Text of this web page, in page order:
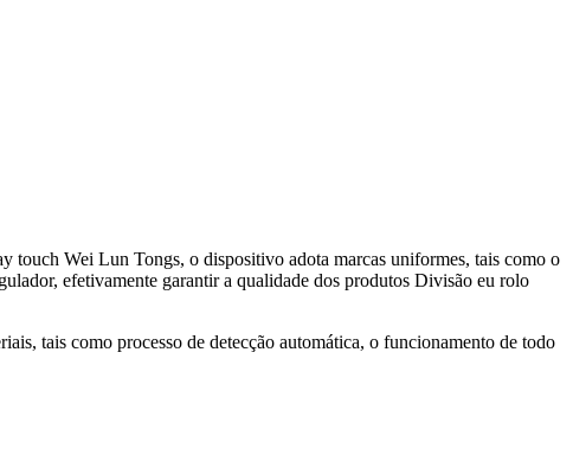
touch Wei Lun Tongs, o dispositivo adota marcas uniformes, tais como o
efetivamente garantir a qualidade dos produtos Divisão eu rolo
tais como processo de detecção automática, o funcionamento de todo